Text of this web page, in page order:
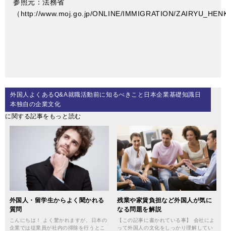
参照元：法務省
（ http://www.moj.go.jp/ONLINE/IMMIGRATION/
外国人よくあるQ&A就職活動前に知るべきこと日本企業基礎知識日
本独自の企業文化
に関する記事をもっと読む
外国人・留学生からよく聞かれる
質問
こんにちは！ よく驚かれますが、日本の
企業では従業員が社内の掃除を行うとこ
残業や家賃負担など外国人が気に
なる問題を解説
【この記事に書かれている事】 会社によ
って外国人の文化をしっかり理解してい